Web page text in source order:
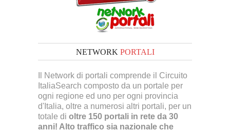
NETWORK PORTALI
Il Network di portali comprende il Circuito
ItaliaSearch composto da un portale per
ogni regione ed uno per ogni provincia
d'Italia, oltre a numerosi altri portali, per un
totale di oltre 150 portali in rete da 30
anni! Alto traffico sia nazionale che